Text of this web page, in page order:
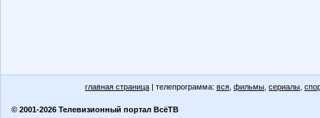
главная страница | телепрограмма: вся фильмы сериалы
© 2001-2026 Телевизионный портал ВсёТВ